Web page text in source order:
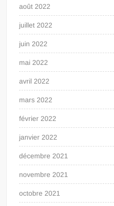
août 2022
juillet 2022
juin 2022
mai 2022
avril 2022
mars 2022
février 2022
janvier 2022
décembre 2021
novembre 2021
octobre 2021